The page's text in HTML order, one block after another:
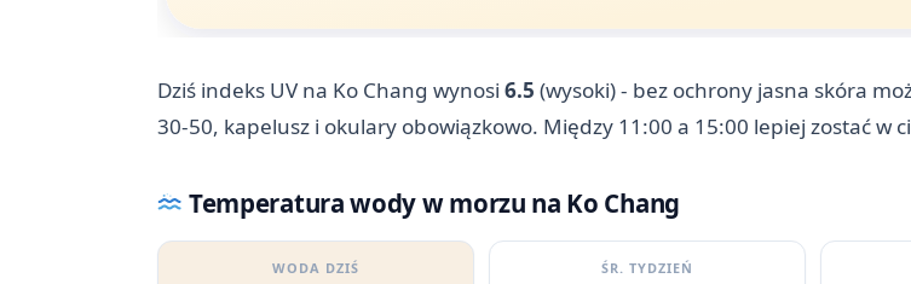
Dziś indeks UV na Ko Chang wynosi 6.5 (wysoki) - bez ochrony jasna skóra
30-50, kapelusz i okulary obowiązkowo. Między 11:00 a 15:00 lepiej zostać w
Temperatura wody w morzu na Ko Chang
WODA DZIŚ ŚR. TYDZIEŃ